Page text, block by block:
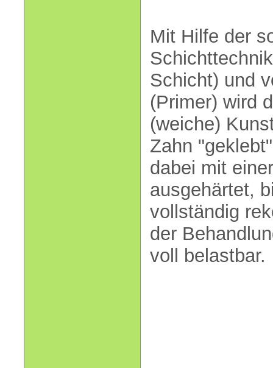
Mit Hilfe der
Schicht) und
(Primer) wird
(weiche)
Zahn
dabei mit
ausgehärtet,
vollständig
der
voll belastbar.